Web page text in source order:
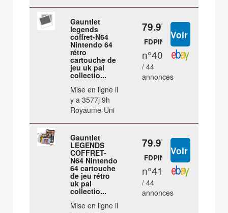
Gauntlet
legends
coffret-N64
Nintendo 64
rétro
cartouche de
jeu uk pal
collectio...
Mise en ligne il
y a 3577j 9h
Royaume-Uni
79.97 €
FDPIN
n°40
/ 44
annonces
Gauntlet
LEGENDS
COFFRET-
N64 Nintendo
64 cartouche
de jeu rétro
uk pal
collectio...
Mise en ligne il
79.97 €
FDPIN
n°41
/ 44
annonces